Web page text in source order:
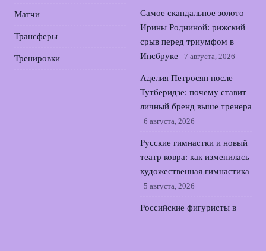
Матчи
Трансферы
Тренировки
Самое скандальное золото
Ирины Родниной: рижский
срыв перед триумфом в
Инсбруке
7 августа, 2026
Аделия Петросян после
Тутберидзе: почему ставит
личный бренд выше тренера
6 августа, 2026
Русские гимнастки и новый
театр ковра: как изменилась
художественная гимнастика
5 августа, 2026
Российские фигуристы в